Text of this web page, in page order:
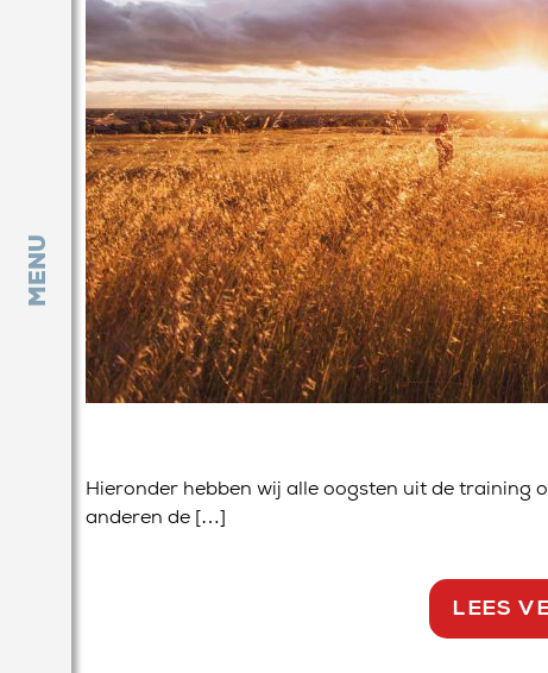
MENU
Hieronder hebben wij alle oogsten uit de training
anderen de […]
LEES